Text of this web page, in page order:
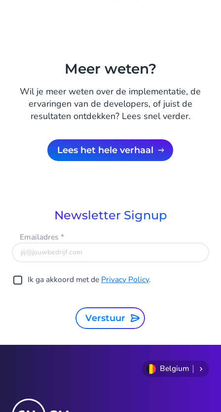
Meer weten?
Wil je meer weten over de implementatie, de
ervaringen van de developers, of juist de
resultaten ontdekken? Lees snel verder.
Lees het hele verhaal
Newsletter Signup
Emailadres *
Ik ga akkoord met dePrivacy Policy.
Verstuur
Belgium